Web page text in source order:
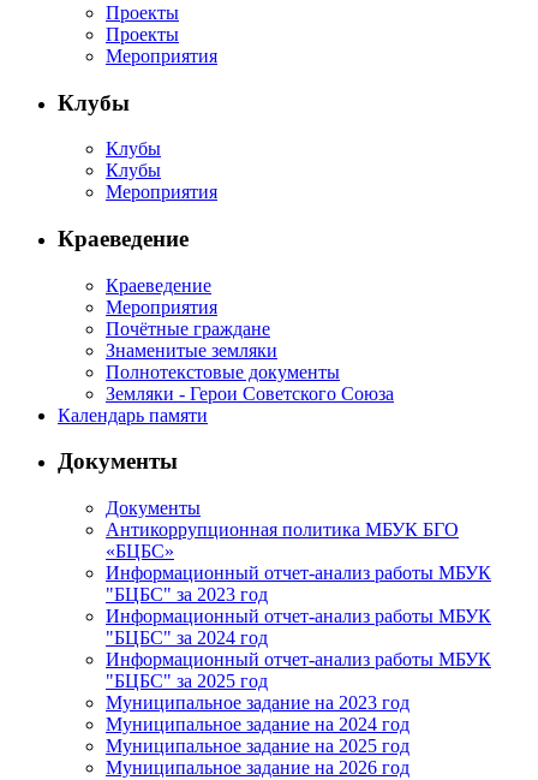
Проекты
Проекты
Мероприятия
Клубы
Клубы
Клубы
Мероприятия
Краеведение
Краеведение
Мероприятия
Почётные граждане
Знаменитые земляки
Полнотекстовые документы
Земляки - Герои Советского Союза
Календарь памяти
Документы
Документы
Антикоррупционная политика МБУК БГО
«БЦБС»
Информационный отчет-анализ работы МБУК
"БЦБС" за 2023 год
Информационный отчет-анализ работы МБУК
"БЦБС" за 2024 год
Информационный отчет-анализ работы МБУК
"БЦБС" за 2025 год
Муниципальное задание на 2023 год
Муниципальное задание на 2024 год
Муниципальное задание на 2025 год
Муниципальное задание на 2026 год